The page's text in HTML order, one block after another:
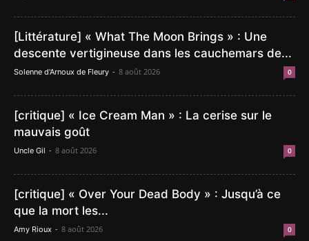
[Littérature] « What The Moon Brings » : Une
descente vertigineuse dans les cauchemars de...
Solenne d'Arnoux de Fleury - 8 août 2026 0
[critique] « Ice Cream Man » : La cerise sur le
mauvais goût
Uncle Gil - 8 août 2026 0
[critique] « Over Your Dead Body » : Jusqu’à ce
que la mort les...
Amy Rioux - 8 août 2026 0